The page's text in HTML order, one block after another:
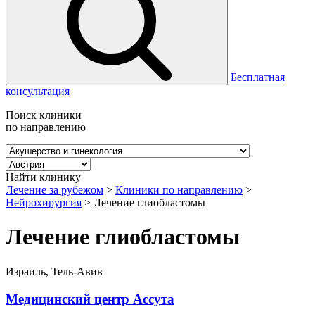
Бесплатная
консультация
Поиск клиники
по направлению
Найти клинику
Лечение за рубежом > Клиники по направлению >
Нейрохирургия > Лечение глиобластомы
Лечение глиобластомы
Израиль, Тель-Авив
Медицинский центр Ассута